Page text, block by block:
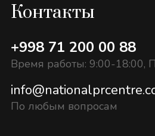
Контакты
+998 71 200 00 88
Время работы: 9:00-18:00,
По любым вопросам